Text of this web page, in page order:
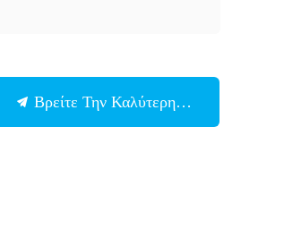
Βρείτε Την Καλύτερη Τιμή